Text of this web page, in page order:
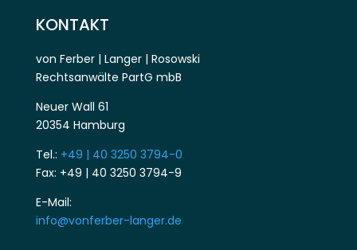
KONTAKT
von Ferber | Langer | Rosowski
Rechtsanwälte PartG mbB
Neuer Wall 61
20354 Hamburg
Tel.: +49 | 40 3250 3794-0
Fax: +49 | 40 3250 3794-9
E-Mail:
info@vonferber-langer.de